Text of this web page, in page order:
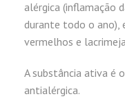
alérgica (inflamação
durante todo o ano),
vermelhos e
A substância ativa é
antialérgica.